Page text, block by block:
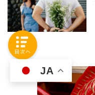
JA
目次へ